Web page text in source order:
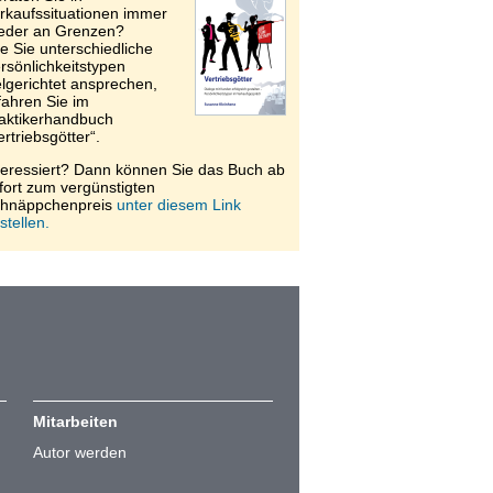
immer
an Grenzen?
Sie unterschiedliche
ansprechen,
Sie im
Dann können Sie das Buch ab
zum vergünstigten
unter diesem Link
Mitarbeiten
Autor werden